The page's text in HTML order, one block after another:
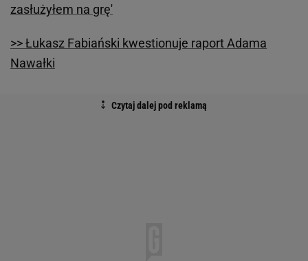
zasłużyłem na grę'
>> Łukasz Fabiański kwestionuje raport Adama
Nawałki